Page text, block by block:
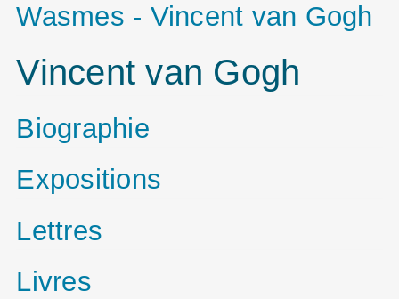
Wasmes - Vincent van Gogh
Vincent van Gogh
Biographie
Expositions
Lettres
Livres